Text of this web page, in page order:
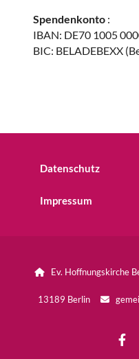
Spendenkonto :
IBAN: DE70 1005
BIC: BELADEBEXX
Datenschutz
Impressum
Ev. Hoffnungskirche
13189 Berlin
